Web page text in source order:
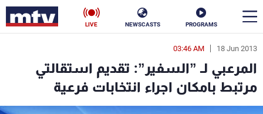
PROGRAMS
NEWSCASTS
LIVE
18 Jun 2013
03:46 AM
المرعبي لـ ”السفير”: تقديم استقالتي
مرتبط بامكان اجراء انتخابات فرعية
en
الأخبار
سياسة ناس